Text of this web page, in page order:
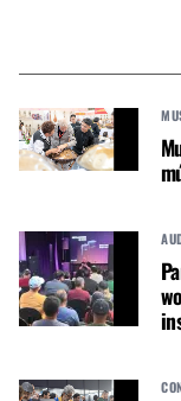
Entre os
capas e
Amplificadores,
Cajon
Music, NIG
Marquês, Turbo
Sonotec Music